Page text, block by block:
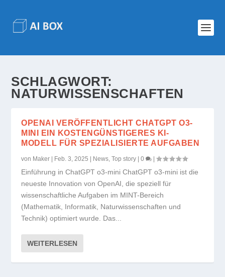
SCHLAGWORT:
NATURWISSENSCHAFTEN
OPENAI VERÖFFENTLICHT CHATGPT O3-
MINI EIN KOSTENGÜNSTIGERES KI-
MODELL FÜR SPEZIALISIERTE AUFGABEN
von Maker Feb. 3, 2025 News,Top story |0 |
Einführung in ChatGPT o3-mini ChatGPT o3-mini ist die
neueste Innovation von OpenAI, die speziell für
wissenschaftliche Aufgaben im MINT-Bereich
(Mathematik, Informatik, Naturwissenschaften und
Technik) optimiert wurde. Das...
WEITERLESEN